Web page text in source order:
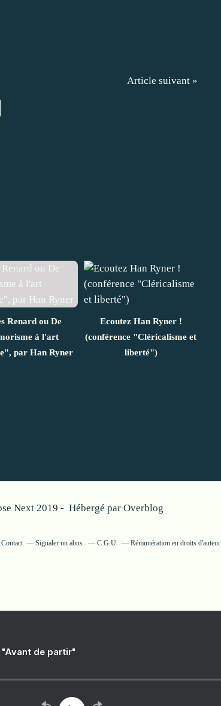
Article suivant »
Renard ou De
à l'art
par Han Ryner
Ecoutez Han Ryner !
(conférence "Cléricalisme et
liberté")
Next 2019 - Hébergé par Overblog
Contact Signaler un abus C.G.U. Rémunération en droits d'auteur
"Avant de partir"